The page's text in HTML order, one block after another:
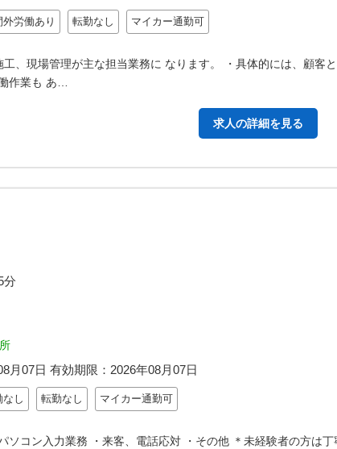
外労働あり 転勤なし マイカー通勤可
、現場管理が主な担当業務に なります。 ・具体的には、顧客
作業も あ…
求人の詳細を見る
分
月07日 有効期限： 2026年08月07日
なし 転勤なし マイカー通勤可
ソコン入力業務 ・来客、電話応対 ・その他 ＊未経験者の方は